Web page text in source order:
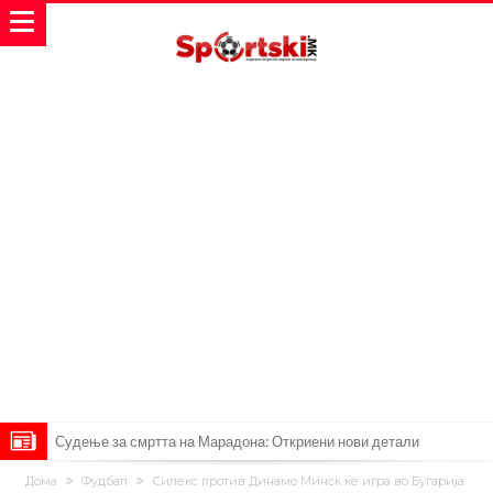
Судење за смртта на Марадона: Откриени нови детали
Англиски репрезентативец обвинет за напад во ноќен клуб – ќе
Дома Фудбал Силекс против Динамо Минск ќе игра во Бугарија